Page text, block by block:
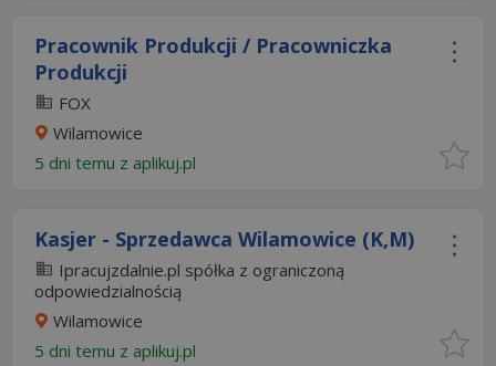
Pracownik Produkcji / Pracowniczka
Produkcji
FOX
Wilamowice
5 dni temu z aplikuj.pl
Kasjer - Sprzedawca Wilamowice (K,M)
Ipracujzdalnie.pl spółka z ograniczoną
odpowiedzialnością
Wilamowice
5 dni temu z aplikuj.pl